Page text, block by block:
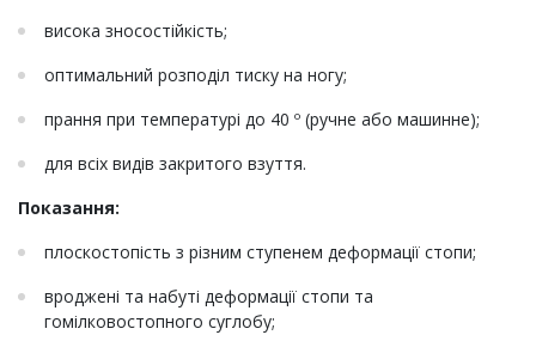
висока зносостійкість;
оптимальний розподіл тиску на ногу;
прання при температурі до 40 º (ручне або машинне);
для всіх видів закритого взуття.
Показання:
плоскостопість з різним ступенем деформації стопи;
вроджені та набуті деформації стопи та
гомілковостопного суглобу;